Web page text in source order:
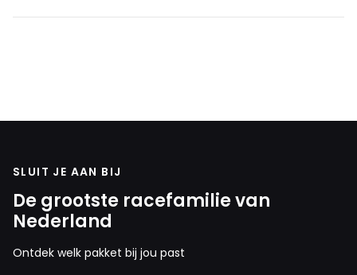
SLUIT JE AAN BIJ
De grootste racefamilie van
Nederland
Ontdek welk pakket bij jou past